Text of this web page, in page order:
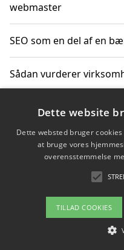
webmaster
SEO som en del af en
Sådan vurderer
Sådan får du hjælp til
Copyright
Om / kontakt
Dette website
Dette websted bruger
at bruge vores
overensstemmelse
TILLAD COOKIES